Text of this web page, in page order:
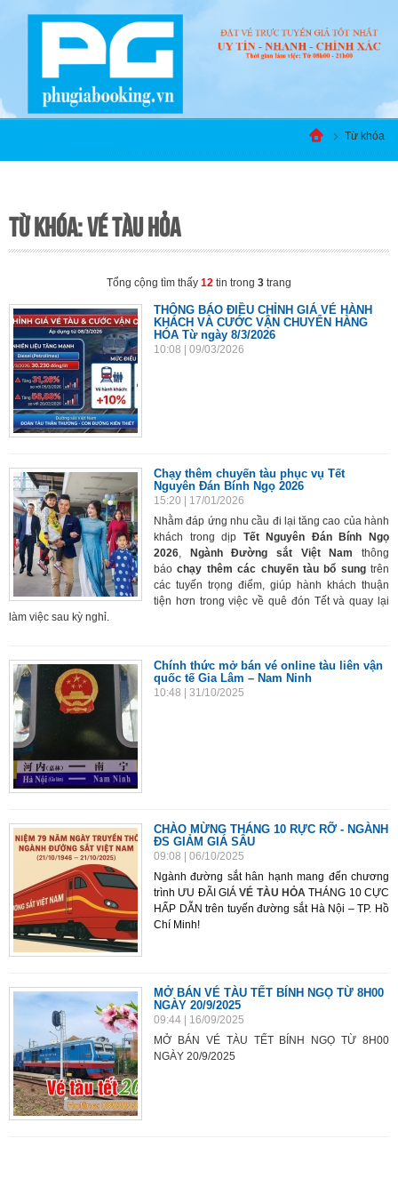
Từ khóa
TỪ KHÓA: VÉ TÀU HỎA
Tổng cộng tìm thấy 12 tin trong 3 trang
THÔNG BÁO ĐIỀU CHỈNH GIÁ VÉ HÀNH
KHÁCH VÀ CƯỚC VẬN CHUYỂN HÀNG
HÓA Từ ngày 8/3/2026
10:08 | 09/03/2026
Chạy thêm chuyến tàu phục vụ Tết
Nguyên Đán Bính Ngọ 2026
15:20 | 17/01/2026
Nhằm đáp ứng nhu cầu đi lại tăng cao của hành
khách trong dịp Tết Nguyên Đán Bính Ngọ
2026, Ngành Đường sắt Việt Nam thông
báochạy thêm các chuyến tàu bổ sungtrên
các tuyến trọng điểm, giúp hành khách thuận
tiện hơn trong việc về quê đón Tết và quay lại
làm việc sau kỳ nghỉ.
Chính thức mở bán vé online tàu liên vận
quốc tế Gia Lâm – Nam Ninh
10:48 | 31/10/2025
CHÀO MỪNG THÁNG 10 RỰC RỠ - NGÀNH
ĐS GIẢM GIÁ SÂU
09:08 | 06/10/2025
Ngành đường sắt hân hạnh mang đến chương
trình ƯU ĐÃI GIÁVÉ TÀU HỎA THÁNG 10 CỰC
HẤP DẪN trên tuyến đường sắt Hà Nội – TP. Hồ
Chí Minh!
MỞ BÁN VÉ TÀU TẾT BÍNH NGỌ TỪ 8H00
NGÀY 20/9/2025
09:44 | 16/09/2025
MỞ BÁN VÉ TÀU TẾT BÍNH NGỌ TỪ 8H00
NGÀY 20/9/2025